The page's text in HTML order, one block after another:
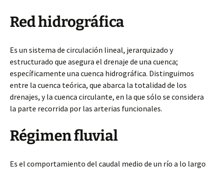
Red hidrográfica
Es un sistema de circulación lineal, jerarquizado y
estructurado que asegura el drenaje de una cuenca;
específicamente una cuenca hidrográfica. Distinguimos
entre la cuenca teórica, que abarca la totalidad de los
drenajes, y la cuenca circulante, en la que sólo se considera
la parte recorrida por las arterias funcionales.
Régimen fluvial
Es el comportamiento del caudal medio de un río a lo largo